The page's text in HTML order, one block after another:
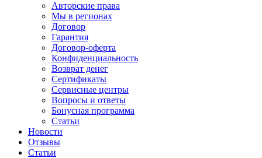
Авторские права
Мы в регионах
Договор
Гарантия
Договор-оферта
Конфиденциальность
Возврат денег
Сертификаты
Сервисные центры
Вопросы и ответы
Бонусная программа
Статьи
Новости
Отзывы
Статьи